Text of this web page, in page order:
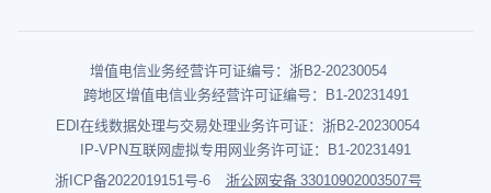
增值电信业务经营许可证编号：浙B2-20230054
跨地区增值电信业务经营许可证编号：B1-20231491
EDI在线数据处理与交易处理业务许可证：浙B2-20230054
IP-VPN互联网虚拟专用网业务许可证：B1-20231491
浙ICP备2022019151号-6
浙公网安备 33010902003507号